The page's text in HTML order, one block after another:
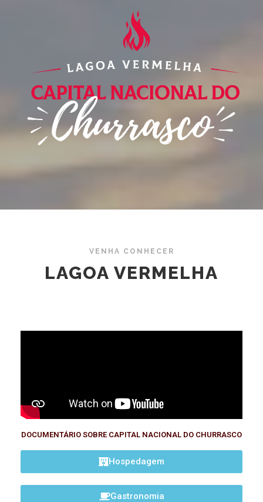
VENHA CONHECER
LAGOA VERMELHA
DOCUMENTÁRIO SOBRE CAPITAL NACIONAL DO CHURRASCO
Hospedagem
Gastronomia